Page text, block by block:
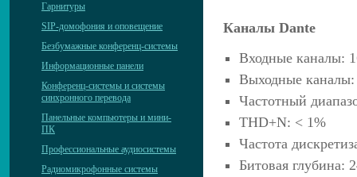
Гарнитуры
SIP-домофония и оповещение
Безбумажные конференц-системы
Информационные панели
Конференц-системы и системы
синхронного перевода
Панельные компьютеры и мини-
ПК
Профессиональные аудиосистемы
Радиомикрофонные системы
Каналы Dante
Входные каналы:
Выходные каналы:
Частотный
THD+N: < 1%
Частота
Битовая глубина: